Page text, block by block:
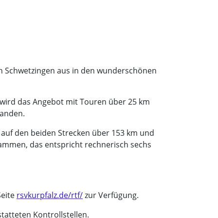
aus in den wunderschönen
das Angebot mit Touren über 25 km
den beiden Strecken über 153 km und
das entspricht rechnerisch sechs
rsvkurpfalz.de/rtf/zur Verfügung.
Kontrollstellen.